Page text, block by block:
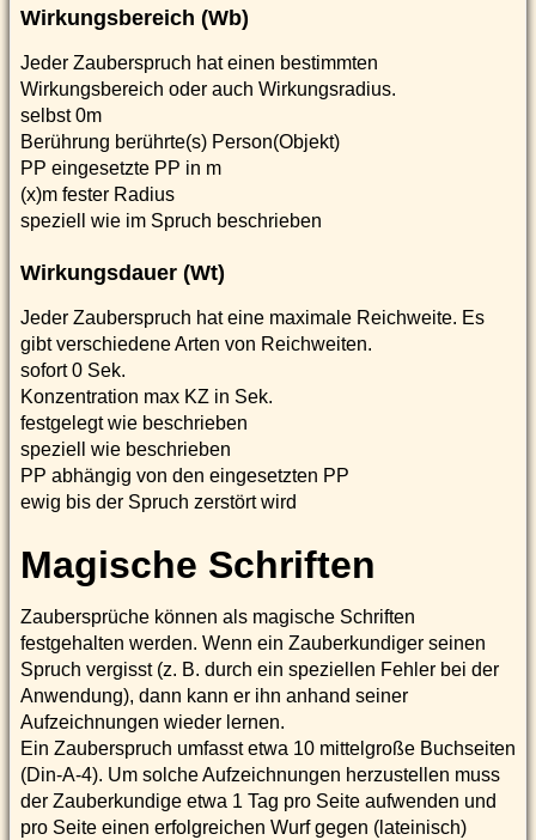
Wirkungsbereich (Wb)
Jeder Zauberspruch hat einen bestimmten
Wirkungsbereich oder auch Wirkungsradius.
selbst 0m
Berührung berührte(s) Person(Objekt)
PP eingesetzte PP in m
(x)m fester Radius
speziell wie im Spruch beschrieben
Wirkungsdauer (Wt)
Jeder Zauberspruch hat eine maximale Reichweite. Es
gibt verschiedene Arten von Reichweiten.
sofort 0 Sek.
Konzentration max KZ in Sek.
festgelegt wie beschrieben
speziell wie beschrieben
PP abhängig von den eingesetzten PP
ewig bis der Spruch zerstört wird
Magische Schriften
Zaubersprüche können als magische Schriften
festgehalten werden. Wenn ein Zauberkundiger seinen
Spruch vergisst (z. B. durch ein speziellen Fehler bei der
Anwendung), dann kann er ihn anhand seiner
Aufzeichnungen wieder lernen.
Ein Zauberspruch umfasst etwa 10 mittelgroße Buchseiten
(Din-A-4). Um solche Aufzeichnungen herzustellen muss
der Zauberkundige etwa 1 Tag pro Seite aufwenden und
pro Seite einen erfolgreichen Wurf gegen (lateinisch)